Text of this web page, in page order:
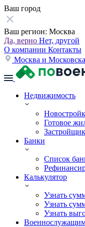
Ваш город
Ваш регион: Москва
Да, верно Нет, другой
О компании Контакты
Москва и
Недвижимость
Готовое
Банки
Список
Калькулятор
Узнать
Узнать
Узнать